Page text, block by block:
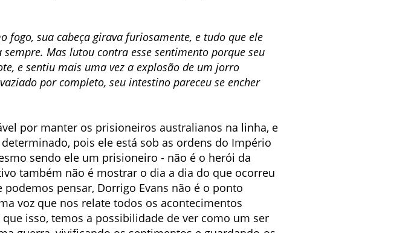
fogo, sua cabeça girava furiosamente, e tudo que ele
Mas lutou contra esse sentimento porque seu
e sentiu mais uma vez a explosão de um jorro
por completo, seu intestino pareceu se encher
por manter os prisioneiros australianos na linha, e
pois ele está sob as ordens do Império
sendo ele um prisioneiro - não é o herói da
também não é mostrar o dia a dia do que ocorreu
pensar, Dorrigo Evans não é o ponto
voz que nos relate todos os acontecimentos
isso, temos a possibilidade de ver como um ser